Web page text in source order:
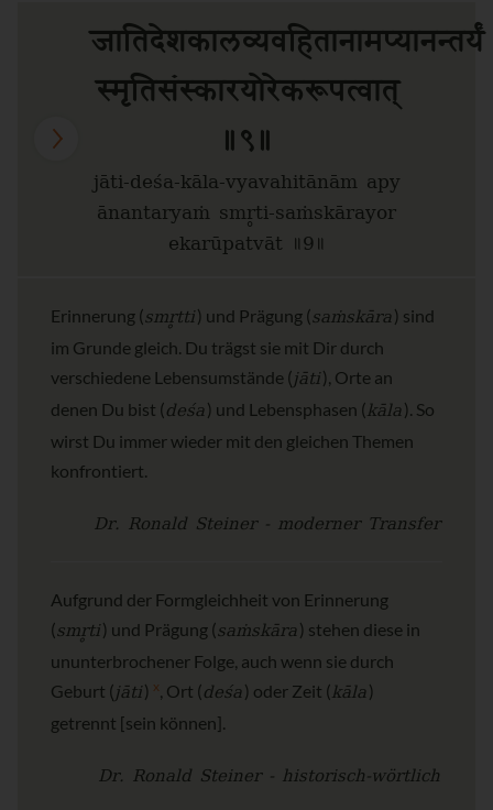
जातिदेशकालव्यवहितानामप्यानन्तर्यं
स्मृतिसंस्कारयोरेकरूपत्वात्
॥९॥
jāti-deśa-kāla-vyavahitānām apy
ānantaryaṁ smr̥ti-saṁskārayor
ekarūpatvāt ॥9॥
Erinnerung (smr̥tti) und Prägung (saṁskāra ) sind
im Grunde gleich. Du trägst sie mit Dir durch
verschiedene Lebensumstände (jāti), Orte an
denen Du bist (deśa ) und Lebensphasen (kāla ). So
wirst Du immer wieder mit den gleichen Themen
konfrontiert.
Dr. Ronald Steiner - moderner Transfer
Aufgrund der Formgleichheit von Erinnerung
(smr̥ti) und Prägung (saṁskāra ) stehen diese in
ununterbrochener Folge, auch wenn sie durch
Geburt (jāti) x , Ort (deśa ) oder Zeit (kāla )
getrennt [sein können].
Dr. Ronald Steiner - historisch-wörtlich